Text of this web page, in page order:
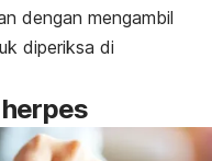
dengan mengambil
diperiksa di